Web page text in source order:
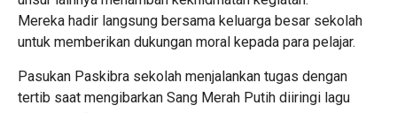
Mereka hadir langsung bersama keluarga besar sekolah
untuk memberikan dukungan moral kepada para pelajar.
Pasukan Paskibra sekolah menjalankan tugas dengan
tertib saat mengibarkan Sang Merah Putih diiringi lagu